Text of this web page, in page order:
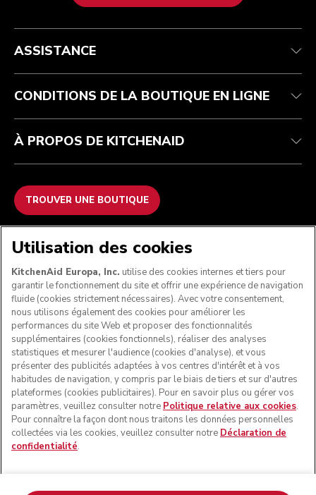
Health Check
Suivez votre commande
Garantie et documents
FAQ
Conditions générales de vente
Retours et remboursements
Imprint
ODR
La marque
Trouver une boutique
ASSISTANCE
CONDITIONS DE LA BOUTIQUE EN LIGNE
À PROPOS DE KITCHENAID
TROUVER UNE BOUTIQUE
NOUS ACCEPTONS
SUIVEZ-NOUS
forme du robot pâtissier multifonction sont des marques
Utilisation des cookies
KitchenAid Europa, Inc. utilise des cookies internes et tiers pour
garantir le fonctionnement du site et offrir une expérience de navigation
fluide (cookies strictement nécessaires). Avec votre consentement,
nous utilisons également des cookies pour améliorer les
performances du site Web et proposer des fonctionnalités
supplémentaires (cookies fonctionnels), réaliser des analyses
statistiques et mesurer l'audience (cookies d'analyse), et vous
présenter des publicités adaptées à vos centres d'intérêt et à vos
habitudes de navigation, y compris par le biais de tiers et sur d'autres
plateformes (cookies publicitaires). Pour en savoir plus ou gérer vos
paramètres, veuillez consulter notre Politique relative aux cookies.
Pour connaître la façon dont nous traitons les données personnelles
collectées via les cookies, veuillez consulter notre Déclaration de
confidentialité.